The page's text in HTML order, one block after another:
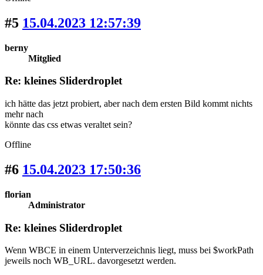
#5 15.04.2023 12:57:39
berny
Mitglied
Re: kleines Sliderdroplet
ich hätte das jetzt probiert, aber nach dem ersten Bild kommt nichts
mehr nach
könnte das css etwas veraltet sein?
Offline
#6 15.04.2023 17:50:36
florian
Administrator
Re: kleines Sliderdroplet
Wenn WBCE in einem Unterverzeichnis liegt, muss bei $workPath
jeweils noch WB_URL. davorgesetzt werden.